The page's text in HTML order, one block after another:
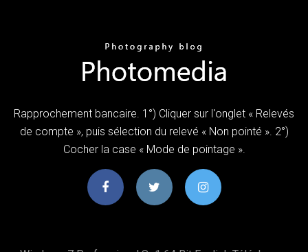
Rapprochement bancaire. 1°) Cliquer sur l'onglet « Relevés
de compte », puis sélection du relevé « Non pointé ». 2°)
Cocher la case « Mode de pointage ».